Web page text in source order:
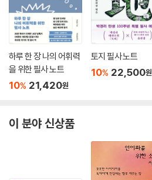
하루 한 장 나의 어휘력
을 위한 필사 노트
10% 21,420원
토지 필사 노트
10% 22,500원
이 분야 신상품